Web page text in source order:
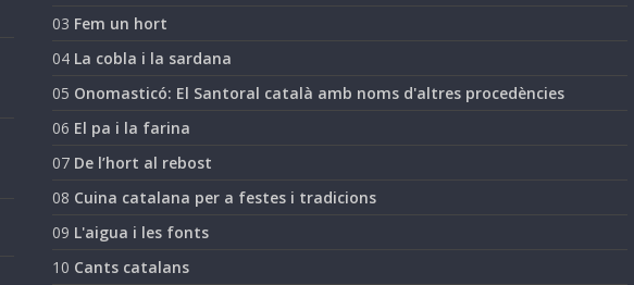
03 Fem un hort
04 La cobla i la sardana
05 Onomasticó: El Santoral català amb noms d'altres procedències
06 El pa i la farina
07 De l’hort al rebost
08 Cuina catalana per a festes i tradicions
09 L'aigua i les fonts
10 Cants catalans